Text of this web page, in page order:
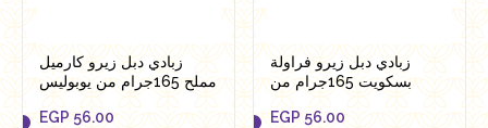
زبادي دبل زيرو كارميل
مملح 165جرام من يوبوليس
EGP 56.00
زبادي دبل زيرو فراولة
بسكويت 165جرام من
يوبوليس
EGP 56.00